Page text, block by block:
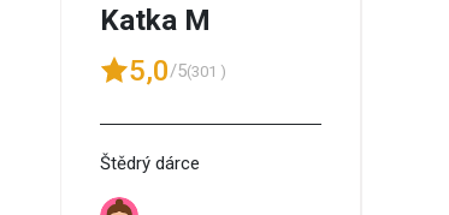
Katka M
5,0/5(301 )
Štědrý dárce